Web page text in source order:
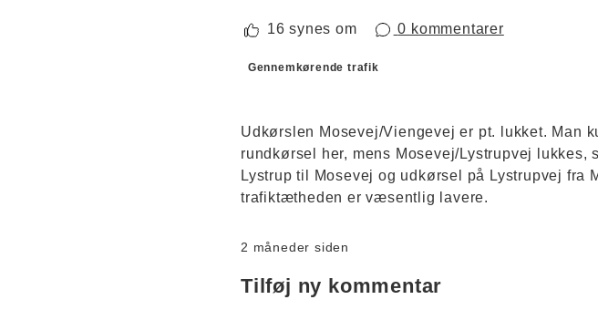
16 synes om 0 kommentarer
Forslagskategorier
Gennemkørende trafik
Udkørslen Mosevej/Viengevej er pt. lukket. Man
rundkørsel her, mens Mosevej/Lystrupvej
Lystrup til Mosevej og udkørsel på Lystrupvej
trafiktætheden er væsentlig lavere.
2 måneder siden
Tilføj ny kommentar